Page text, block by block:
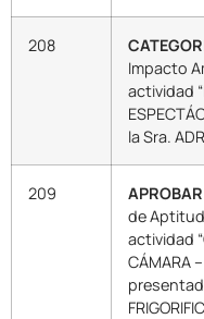
208
Impacto
actividad
la Sra.
209 APROBAR
de
actividad
CÁMARA –